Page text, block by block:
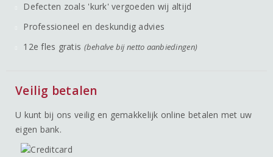
Defecten zoals 'kurk' vergoeden wij altijd
Professioneel en deskundig advies
12e fles gratis (behalve bij netto aanbiedingen)
Veilig betalen
U kunt bij ons veilig en gemakkelijk online betalen met uw
eigen bank.